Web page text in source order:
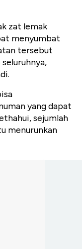
zat lemak
menyumbat
tersebut
yang dapat
sejumlah
menurunkan